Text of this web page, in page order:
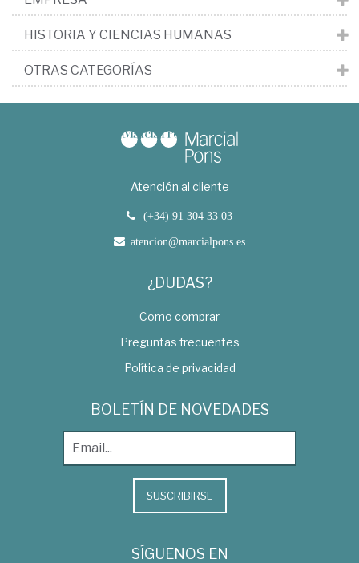
HISTORIA Y CIENCIAS HUMANAS
OTRAS CATEGORÍAS
Atención al cliente
(+34) 91 304 33 03
atencion@marcialpons.es
¿DUDAS?
Como comprar
Preguntas frecuentes
Política de privacidad
BOLETÍN DE NOVEDADES
SUSCRIBIRSE
SÍGUENOS EN